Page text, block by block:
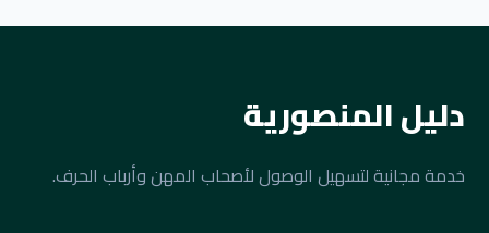
دليل المنصورية
خدمة مجانية لتسهيل الوصول لأصحاب المهن وأرباب الحرف.